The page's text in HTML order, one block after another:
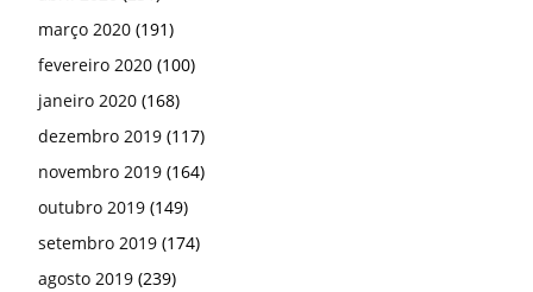
março 2020 (191)
fevereiro 2020 (100)
janeiro 2020 (168)
dezembro 2019 (117)
novembro 2019 (164)
outubro 2019 (149)
setembro 2019 (174)
agosto 2019 (239)